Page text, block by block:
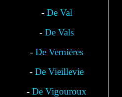
- De Val
-De Vals
-De Vernières
-De Vieillevie
-De Vigouroux